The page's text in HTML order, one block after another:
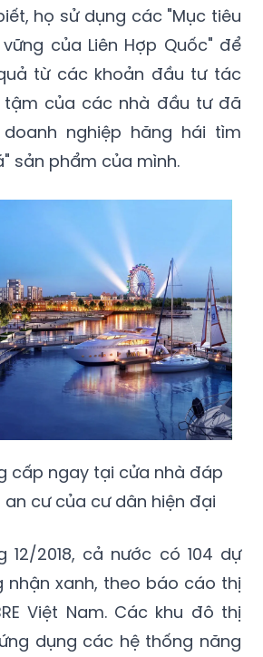
họ sử dụng các "Mục tiêu
của Liên Hợp Quốc" để
từ các khoản đầu tư tác
tậm của các nhà đầu tư đã
nghiệp hăng hái tìm
sản phẩm của mình.
cấp ngay tại cửa nhà đáp
an cư của cư dân hiện đại
12/2018, cả nước có 104 dự
nhận xanh, theo báo cáo thị
Việt Nam. Các khu đô thị
dụng các hệ thống năng